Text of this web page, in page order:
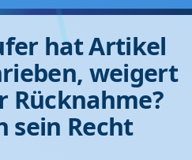
hat Artikel
weigert
Rücknahme?
sein Recht